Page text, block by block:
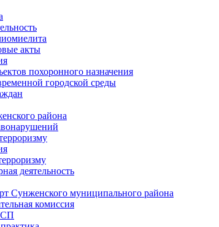
акты
похоронного назначения
городской среды
района
деятельность
Сунженского муниципального района
комиссия